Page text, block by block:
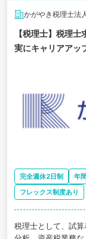
かがやき税理士法
【税理士】税理
実にキャリアアッ
完全週休2日制 年
フレックス制度あり
税理士として、試